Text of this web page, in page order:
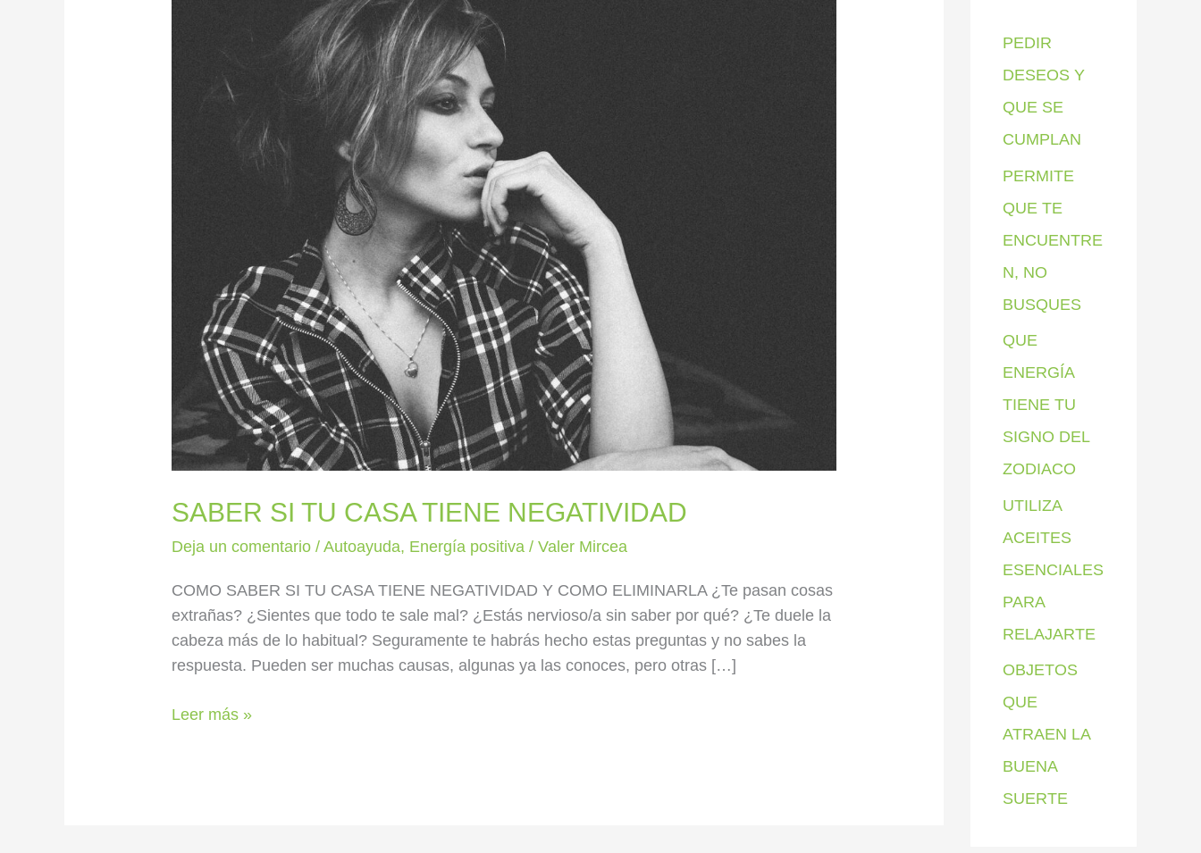
SABER SI TU CASA TIENE NEGATIVIDAD
Deja un comentario /Autoayuda, Energía positiva /Valer Mircea
COMO SABER SI TU CASA TIENE NEGATIVIDAD Y COMO ELIMINARLA ¿Te pasan cosas
extrañas? ¿Sientes que todo te sale mal? ¿Estás nervioso/a sin saber por qué? ¿Te duele la
cabeza más de lo habitual? Seguramente te habrás hecho estas preguntas y no sabes la
respuesta. Pueden ser muchas causas, algunas ya las conoces, pero otras […]
Leer más »
o
r
:
PEDIR
DESEOS Y
QUE SE
CUMPLAN
PERMITE
QUE TE
ENCUENTRE
N, NO
BUSQUES
QUE
ENERGÍA
TIENE TU
SIGNO DEL
ZODIACO
UTILIZA
ACEITES
ESENCIALES
PARA
RELAJARTE
OBJETOS
QUE
ATRAEN LA
BUENA
SUERTE